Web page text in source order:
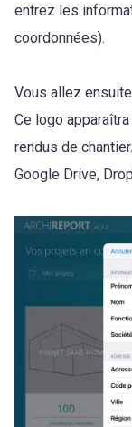
entrez les
coordonnées).
Vous allez
Ce logo
rendus de
Google Drive,